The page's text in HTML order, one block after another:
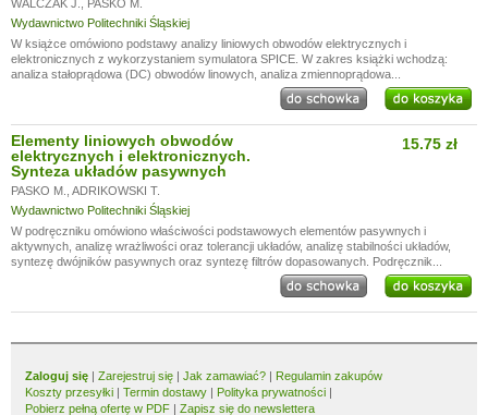
WALCZAK J.
PASKO M.
Wydawnictwo Politechniki Śląskiej
W książce omówiono podstawy analizy liniowych obwodów elektrycznych i
elektronicznych z wykorzystaniem symulatora SPICE. W zakres książki wchodzą:
analiza stałoprądowa (DC) obwodów linowych, analiza zmiennoprądowa...
Elementy liniowych obwodów
elektrycznych i elektronicznych.
Synteza układów pasywnych
PASKO M.
ADRIKOWSKI T.
Wydawnictwo Politechniki Śląskiej
15.75 zł
W podręczniku omówiono właściwości podstawowych elementów pasywnych i
aktywnych, analizę wrażliwości oraz tolerancji układów, analizę stabilności układów,
syntezę dwójników pasywnych oraz syntezę filtrów dopasowanych. Podręcznik...
Zaloguj się | Zarejestruj się | Jak zamawiać? | Regulamin zakupów
Koszty przesyłki | Termin dostawy | Polityka prywatności |
Pobierz pełną ofertę w PDF | Zapisz się do newslettera